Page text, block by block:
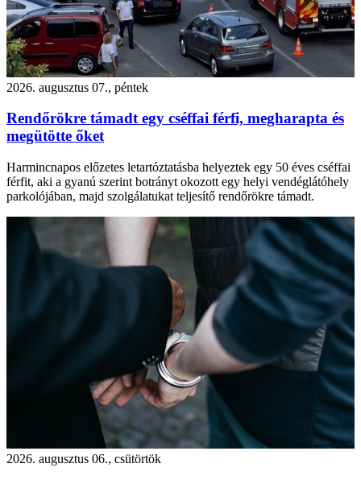
2026. augusztus 07., péntek
Rendőrökre támadt egy cséffai férfi, megharapta és
megütötte őket
Harmincnapos előzetes letartóztatásba helyeztek egy 50 éves cséffai
férfit, aki a gyanú szerint botrányt okozott egy helyi vendéglátóhely
parkolójában, majd szolgálatukat teljesítő rendőrökre támadt.
2026. augusztus 06., csütörtök